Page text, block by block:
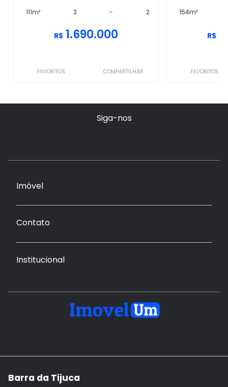
111m² 3 - 2
R$ 1.690.000
FAVORITOS COMPARTILHAR
154m²
R$
FAVORITOS
Siga-nos
Imóvel
Contato
Institucional
Barra da Tijuca